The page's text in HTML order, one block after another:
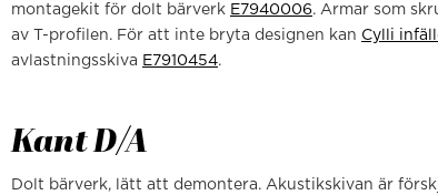
montagekit för dolt bärverk E7940006. Armar som
av T-profilen. För att inte bryta designen kan Cylli
avlastningsskiva E7910454.
Kant D/A
Dolt bärverk, lätt att demontera. Akustikskivan är